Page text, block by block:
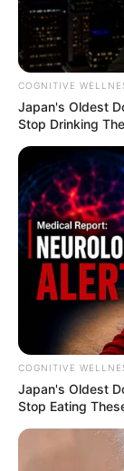
objetos.
COGNITIVE
Japan's Oldest
Stop Drinking
COGNITIVE
Japan's Oldest
Stop Eating